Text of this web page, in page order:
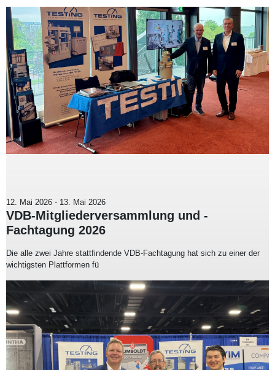
12. Mai 2026 - 13. Mai 2026
VDB-Mitgliederversammlung und -
Fachtagung 2026
Die alle zwei Jahre stattfindende VDB-Fachtagung hat sich zu einer der
wichtigsten Plattformen fü